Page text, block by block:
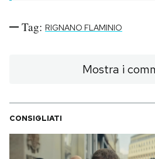
Tag: RIGNANO FLAMINIO
Mostra i
CONSIGLIATI